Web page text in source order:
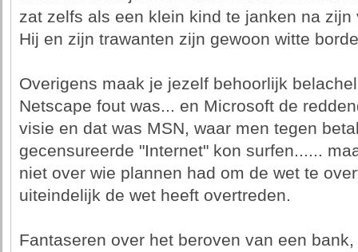
zat zelfs als een klein kind te janken na
Hij en zijn trawanten zijn gewoon witte
Overigens maak je jezelf behoorlijk
Netscape fout was... en Microsoft de
visie en dat was MSN, waar men tegen
gecensureerde "Internet" kon surfen......
niet over wie plannen had om de wet te
uiteindelijk de wet heeft overtreden.
Fantaseren over het beroven van een